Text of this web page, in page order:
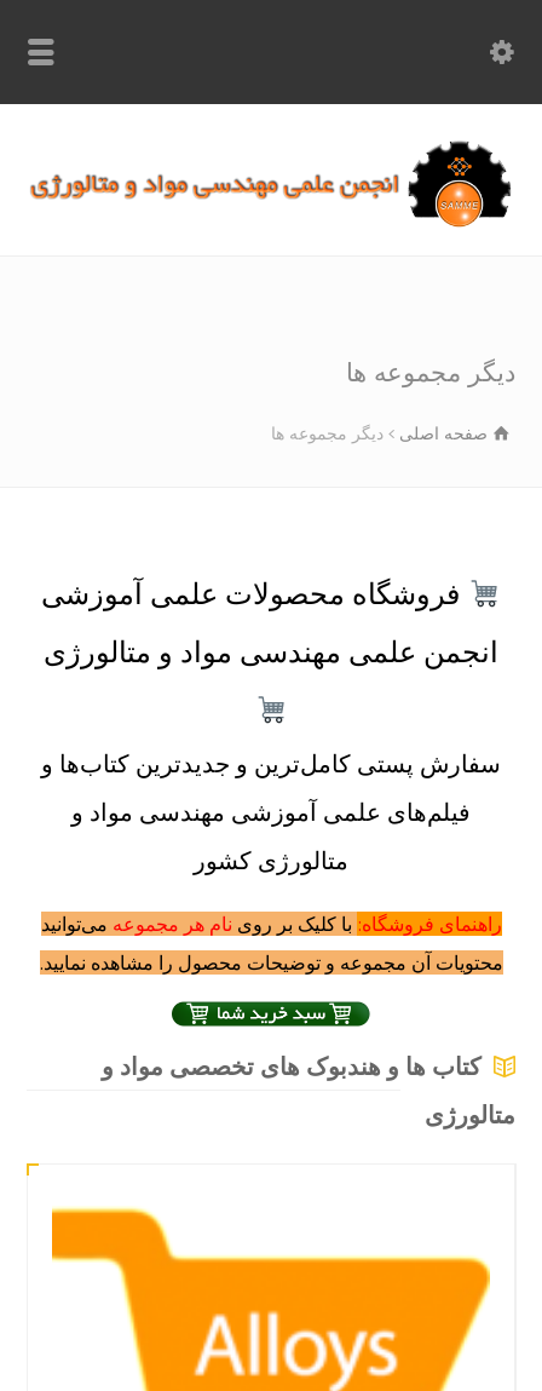
مجموعه ها
صفحه اصلی دیگر مجموعه ها
فروشگاه محصولات علمی آموزشی
علمی مهندسی مواد و متالورژی
پستی کامل‌ترین و جدید‌ترین کتاب‌ها و
فیلم‌های علمی آموزشی مهندسی مواد و
متالورژی کشور
فروشگاه:با کلیک بر روی نام هر مجموعهمی‌توانید
آن مجموعه و توضیحات محصول را مشاهده نمایید.
کتاب ها و هندبوک های تخصصی مواد و